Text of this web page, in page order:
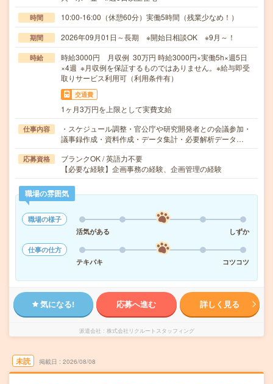
時間 10:00-16:00（休憩60分）実働5時間（残業少なめ！）
期間 2026年09月01日～長期 ※開始日相談OK ※9月～！
時給
時給3000円 月収例 30万円 時給3000円×実働5h×週5日
×4週 ※月収例を保証するものではありません。※給与即受
取りサービス利用可（利用条件有）
交通費
1ヶ月3万円を上限として実費支給
仕事内容
・スケジュール調整・官公庁や研究開発者との会議参加・
議事録作成・資料作成・データ集計・必要解析データ…
応募資格
ブランクOK / 英語力不要
【必要な経験】企画事務の経験、企画管理の経験
職場の雰囲気
職場の様子
活気がある
しずか
仕事の仕方
テキパキ
コツコツ
気になる! 応募へ進む 詳しく見る
派遣会社 株式会社リクルートスタッフィング
未読 掲載日 2026/08/08